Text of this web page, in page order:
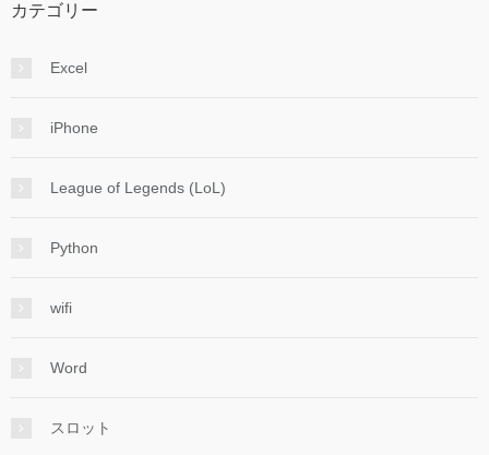
カテゴリー
Excel
iPhone
League of Legends (LoL)
Python
wifi
Word
スロット